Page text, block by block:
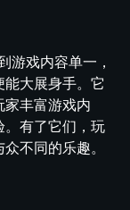
游戏内容单一，
大展身手。它
家丰富游戏内
。有了它们，玩
不同的乐趣。